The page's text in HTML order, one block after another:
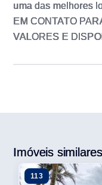
uma das melhores
EM CONTATO
VALORES E
Imóveis similares
113